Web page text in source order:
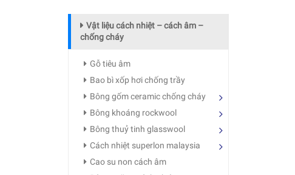
Vật liệu cách nhiệt – cách âm –
chống cháy
Gỗ tiêu âm
Bao bì xốp hơi chống trầy
Bông gốm ceramic chống cháy
Bông khoáng rockwool
Bông thuỷ tinh glasswool
Cách nhiệt superlon malaysia
Cao su non cách âm